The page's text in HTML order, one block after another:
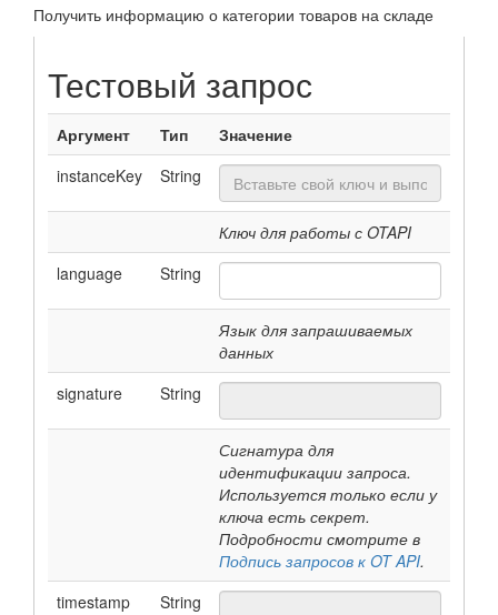
Получить информацию о категории товаров на складе
Тестовый запрос
Аргумент Тип
Значение
instanceKey
String
Ключ для работы с OTAPI
language
String
Язык для запрашиваемых
данных
signature
String
Сигнатура для
идентификации запроса.
Используется только если у
ключа есть секрет.
Подробности смотрите в
Подпись запросов к OT API.
timestamp
String